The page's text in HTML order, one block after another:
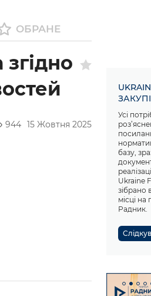
ОБРАНЕ
944 15 Жовтня 2025
Усі
базу,
Ukraine
зібрано
місці на
Радник.